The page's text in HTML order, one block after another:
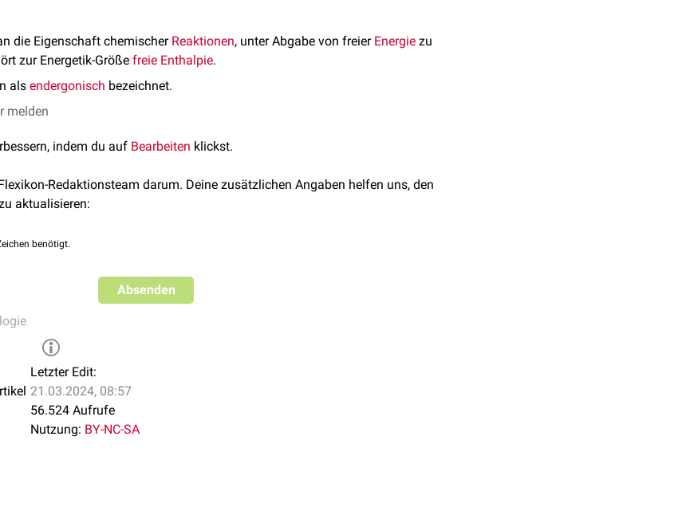
die Eigenschaft chemischer Reaktionen, unter Abgabe von freier Energie zu
zur Energetik-Größe freie Enthalpie.
als endergonisch bezeichnet.
melden
indem du auf Bearbeiten klickst.
Redaktionsteam darum. Deine zusätzlichen Angaben helfen uns, den
aktualisieren:
benötigt.
Absenden
Letzter Edit:
21.03.2024, 08:57
56.524 Aufrufe
Nutzung: BY-NC-SA